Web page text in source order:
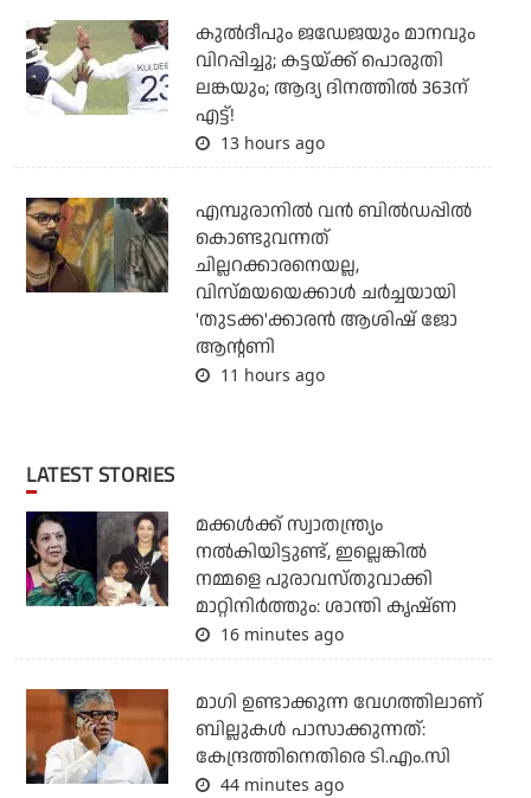
കുല്‍ദീപും ജഡേജയും മാനവും
വിറപ്പിച്ചു; കട്ടയ്ക്ക് പൊരുതി
ലങ്കയും; ആദ്യ ദിനത്തില്‍ 363ന്
എട്ട്!
13 hours ago
എമ്പുരാനില്‍ വന്‍ ബില്‍ഡപ്പില്‍
കൊണ്ടുവന്നത്
ചില്ലറക്കാരനെയല്ല,
വിസ്മയയെക്കാള്‍ ചര്‍ച്ചയായി
'തുടക്ക'ക്കാരന്‍ ആശിഷ് ജോ
ആന്റണി
11 hours ago
LATEST STORIES
മക്കൾക്ക് സ്വാതന്ത്ര്യം
നൽകിയിട്ടുണ്ട്, ഇല്ലെങ്കിൽ
നമ്മളെ പുരാവസ്തുവാക്കി
മാറ്റിനിർത്തും: ശാന്തി കൃഷ്ണ
16 minutes ago
മാഗി ഉണ്ടാക്കുന്ന വേഗത്തിലാണ്
ബില്ലുകള്‍ പാസാക്കുന്നത്:
കേന്ദ്രത്തിനെതിരെ ടി.എം.സി
44 minutes ago